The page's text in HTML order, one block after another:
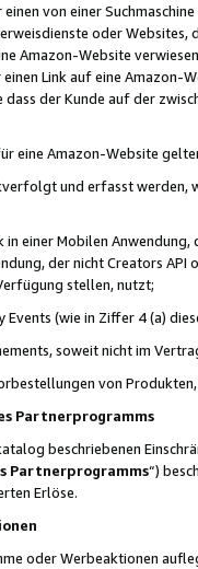
von einer
oder Websites,
Amazon-Website
Link auf eine
der Kunde auf der
eine Amazon-Website
und erfasst werden,
einer Mobilen
der nicht Creators
stellen, nutzt;
Events (wie in Ziffer 4 (a)
soweit nicht im
von
Partnerprogramms
beschriebenen
Partnerprogramms“)
Erlöse.
oder Werbeaktionen